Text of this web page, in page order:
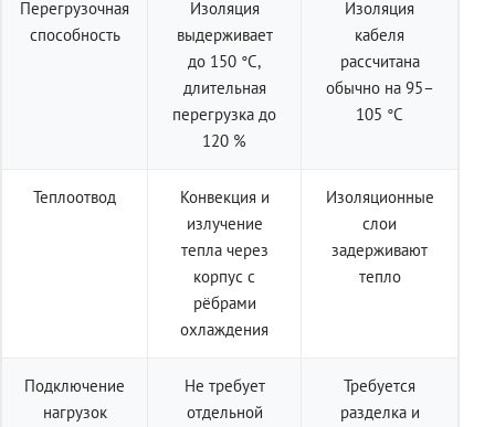
Перегрузочная
способность
Изоляция
выдерживает
до 150 °C,
длительная
перегрузка до
120 %
Изоляция
кабеля
рассчитана
обычно на 95–
105 °C
Теплоотвод
Конвекция и
излучение
тепла через
корпус с
рёбрами
охлаждения
Изоляционные
слои
задерживают
тепло
Подключение
нагрузок
Не требует
отдельной
Требуется
разделка и